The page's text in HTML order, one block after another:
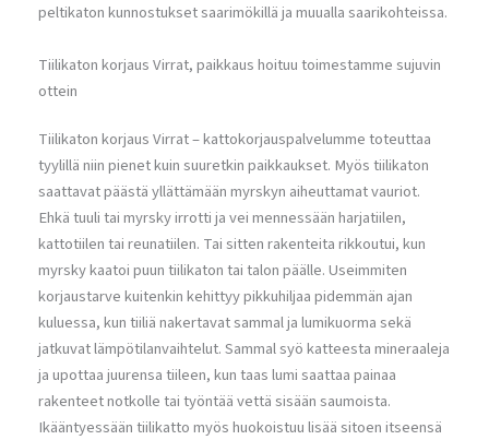
peltikaton kunnostukset saarimökillä ja muualla saarikohteissa.
Tiilikaton korjaus Virrat, paikkaus hoituu toimestamme sujuvin
ottein
Tiilikaton korjaus Virrat – kattokorjauspalvelumme toteuttaa
tyylillä niin pienet kuin suuretkin paikkaukset. Myös tiilikaton
saattavat päästä yllättämään myrskyn aiheuttamat vauriot.
Ehkä tuuli tai myrsky irrotti ja vei mennessään harjatiilen,
kattotiilen tai reunatiilen. Tai sitten rakenteita rikkoutui, kun
myrsky kaatoi puun tiilikaton tai talon päälle. Useimmiten
korjaustarve kuitenkin kehittyy pikkuhiljaa pidemmän ajan
kuluessa, kun tiiliä nakertavat sammal ja lumikuorma sekä
jatkuvat lämpötilanvaihtelut. Sammal syö katteesta mineraaleja
ja upottaa juurensa tiileen, kun taas lumi saattaa painaa
rakenteet notkolle tai työntää vettä sisään saumoista.
Ikääntyessään tiilikatto myös huokoistuu lisää sitoen itseensä